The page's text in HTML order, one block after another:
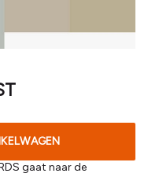
gaat naar de